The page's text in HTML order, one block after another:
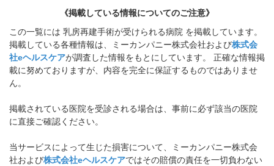
《掲載している情報についてのご注意》
この一覧には 乳房再建手術が受けられる病院 を掲載しています。
掲載している各種情報は、ミーカンパニー株式会社および株式会
社eヘルスケアが調査した情報をもとにしています。 正確な情報掲
載に努めておりますが、内容を完全に保証するものではありませ
ん。
掲載されている医院を受診される場合は、事前に必ず該当の医院
に直接ご確認ください。
当サービスによって生じた損害について、ミーカンパニー株式会
社および株式会社eヘルスケアではその賠償の責任を一切負わない